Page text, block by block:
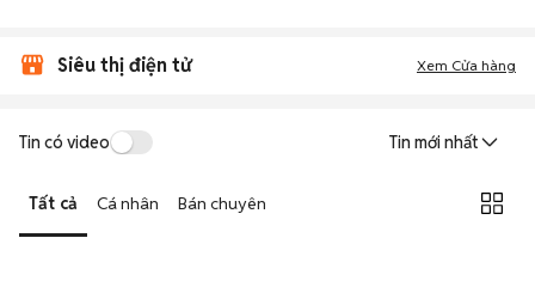
Siêu thị điện tử Xem Cửa hàng
Tin có video Tin mới nhất
Tất cả Cá nhân Bán chuyên